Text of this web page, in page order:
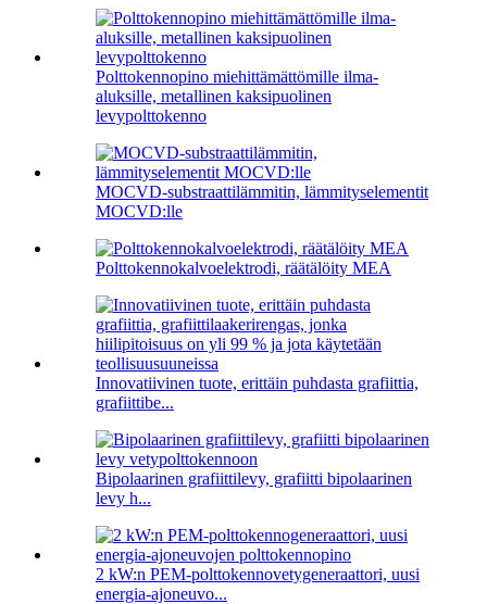
Polttokennopino miehittämättömille ilma-
aluksille, metallinen kaksipuolinen
levypolttokenno
MOCVD-substraattilämmitin, lämmityselementit
MOCVD:lle
Polttokennokalvoelektrodi, räätälöity MEA
Innovatiivinen tuote, erittäin puhdasta grafiittia,
grafiittibe...
Bipolaarinen grafiittilevy, grafiitti bipolaarinen
levy h...
2 kW:n PEM-polttokennovetygeneraattori, uusi
energia-ajoneuvo...